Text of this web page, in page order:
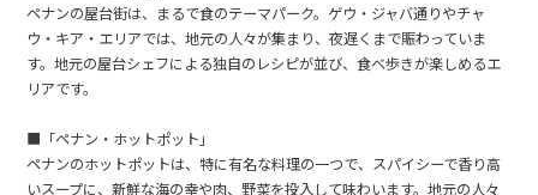
ペナンの屋台街は、まるで食のテーマパーク。ゲウ・ジャバ通りやチャ
ウ・キア・エリアでは、地元の人々が集まり、夜遅くまで賑わっていま
す。地元の屋台シェフによる独自のレシピが並び、食べ歩きが楽しめるエ
リアです。
■「ペナン・ホットポット」
ペナンのホットポットは、特に有名な料理の一つで、スパイシーで香り高
いスープに、新鮮な海の幸や肉、野菜を投入して味わいます。地元の人々